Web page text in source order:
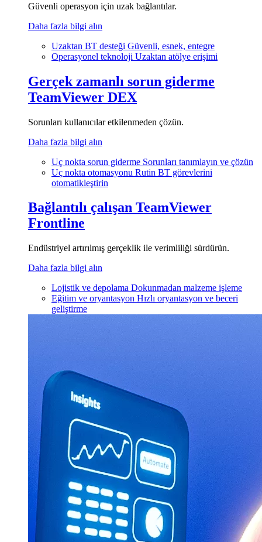
Güvenli operasyon için uzak bağlantılar.
Daha fazla bilgi alın
Uzaktan BT desteği Güvenli, esnek, entegre
Operasyonel teknoloji Uzaktan atölye erişimi
Gerçek zamanlı sorun giderme
TeamViewer DEX
Sorunları kullanıcılar etkilenmeden çözün.
Daha fazla bilgi alın
Uç nokta sorun giderme Sorunları tanımlayın ve çözün
Uç nokta otomasyonu Rutin BT görevlerini
otomatikleştirin
Bağlantılı çalışan TeamViewer
Frontline
Endüstriyel artırılmış gerçeklik ile verimliliği sürdürün.
Daha fazla bilgi alın
Lojistik ve depolama Dokunmadan malzeme işleme
Eğitim ve oryantasyon Hızlı oryantasyon ve beceri
geliştirme